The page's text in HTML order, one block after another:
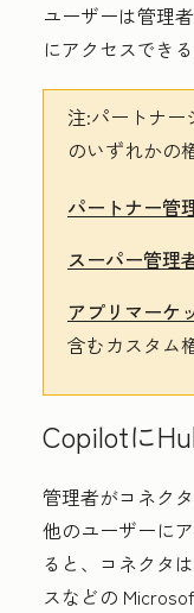
ユーザーは管理
にアクセスでき
注:パートナー
のいずれかの
パートナー管
スーパー管理
アプリマーケ
含むカスタム
Copilotに
管理者がコネク
他のユーザーに
ると、コネクタ
スなどの